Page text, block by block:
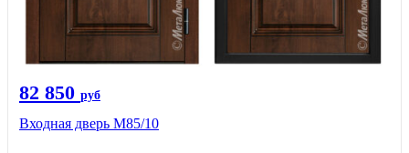
82 850 руб
Входная дверь M85/10